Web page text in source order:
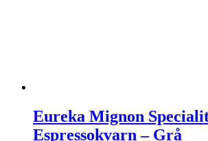
Eureka Mignon
Espressokvarn – Grå